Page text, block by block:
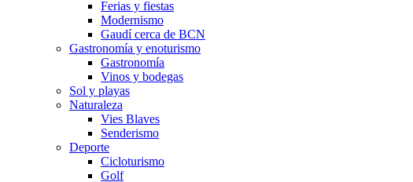
Ferias y fiestas
Modernismo
Gaudí cerca de BCN
Gastronomía y enoturismo
Gastronomía
Vinos y bodegas
Sol y playas
Naturaleza
Vies Blaves
Senderismo
Deporte
Cicloturismo
Golf